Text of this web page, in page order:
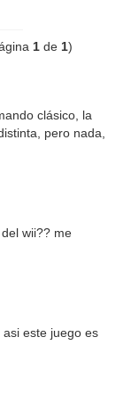
1de 1)
clásico, la
pero nada,
wii?? me
este juego es